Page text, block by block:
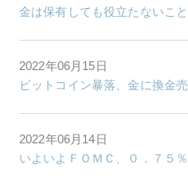
金は保有しても役立たないこ
2022年06月15日
ビットコイン暴落、金に換金
2022年06月14日
いよいよＦＯＭＣ、０．７５